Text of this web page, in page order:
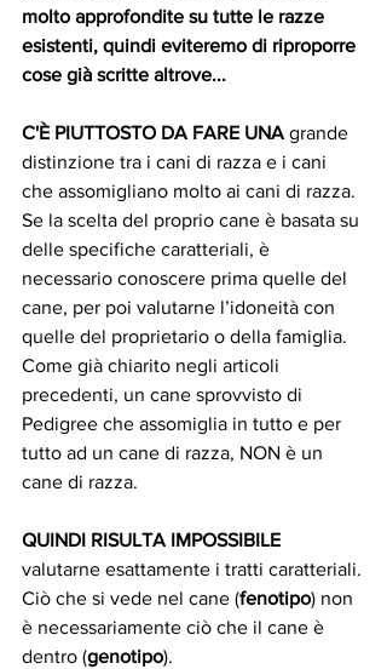
molto approfondite su tutte le razze
esistenti, quindi eviteremo di riproporre
cose già scritte altrove...
C'È PIUTTOSTO DA FARE UNA grande
distinzione tra i cani di razza e i cani
che assomigliano molto ai cani di razza.
Se la scelta del proprio cane è basata su
delle specifiche caratteriali, è
necessario conoscere prima quelle del
cane, per poi valutarne l’idoneità con
quelle del proprietario o della famiglia.
Come già chiarito negli articoli
precedenti, un cane sprovvisto di
Pedigree che assomiglia in tutto e per
tutto ad un cane di razza, NON è un
cane di razza.
QUINDI RISULTA IMPOSSIBILE
valutarne esattamente i tratti caratteriali.
Ciò che si vede nel cane (fenotipo) non
è necessariamente ciò che il cane è
dentro (genotipo).